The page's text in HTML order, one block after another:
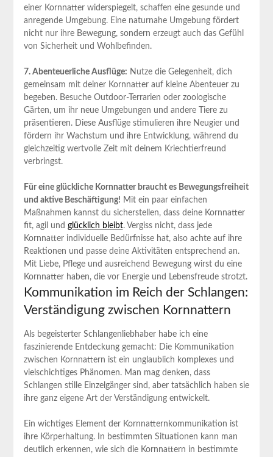
einer Kornnatter widerspiegelt, schaffen eine gesunde und
anregende Umgebung. Eine naturnahe Umgebung fördert
nicht nur ihre Bewegung, sondern erzeugt auch das Gefühl
von Sicherheit und Wohlbefinden.
7. Abenteuerliche Ausflüge: Nutze die Gelegenheit, dich
gemeinsam mit deiner Kornnatter auf kleine Abenteuer zu
begeben. Besuche Outdoor-Terrarien oder zoologische
Gärten, um ihr neue Umgebungen und andere Tiere zu
präsentieren. Diese Ausflüge stimulieren ihre Neugier und
fördern ihr Wachstum und ihre Entwicklung, während du
gleichzeitig wertvolle Zeit mit deinem Kriechtierfreund
verbringst.
Für eine glückliche Kornnatter braucht es Bewegungsfreiheit
und aktive Beschäftigung! Mit ein paar einfachen
Maßnahmen kannst du sicherstellen, dass deine Kornnatter
fit, agil und glücklich bleibt. Vergiss nicht, dass jede
Kornnatter individuelle Bedürfnisse hat, also achte auf ihre
Reaktionen und passe deine Aktivitäten entsprechend an.
Mit Liebe, Pflege und ausreichend Bewegung wirst du eine
Kornnatter haben, die vor Energie und Lebensfreude strotzt.
Kommunikation im Reich der Schlangen:
Verständigung zwischen Kornnattern
Als begeisterter Schlangenliebhaber habe ich eine
faszinierende Entdeckung gemacht: Die Kommunikation
zwischen Kornnattern ist ein unglaublich komplexes und
vielschichtiges Phänomen. Man mag denken, dass
Schlangen stille Einzelgänger sind, aber tatsächlich haben sie
ihre ganz eigene Art der Verständigung entwickelt.
Ein wichtiges Element der Kornnatternkommunikation ist
ihre Körperhaltung. In bestimmten Situationen kann man
deutlich erkennen, wie sich die Kornnattern in bestimmte